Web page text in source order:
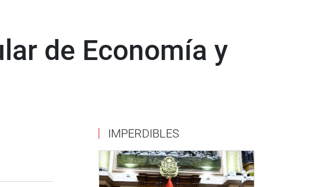
de Economía y
IMPERDIBLES